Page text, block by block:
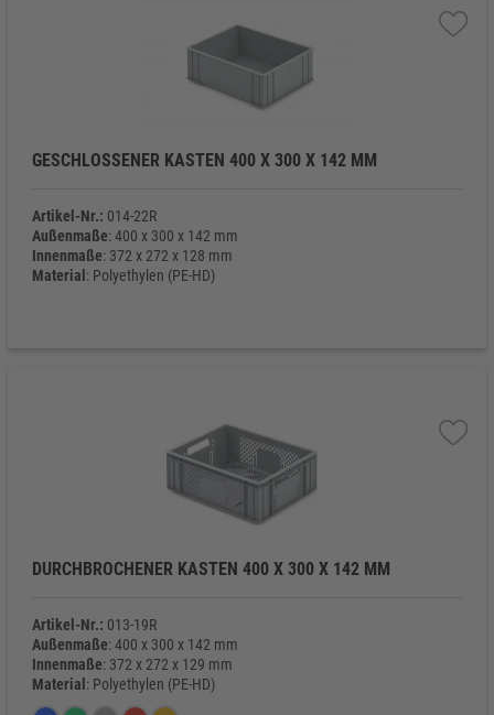
GESCHLOSSENER KASTEN 400 X 300 X 142 MM
Artikel-Nr.: 014-22R
Außenmaße: 400 x 300 x 142 mm
Innenmaße: 372 x 272 x 128 mm
Material : Polyethylen (PE-HD)
DURCHBROCHENER KASTEN 400 X 300 X 142 MM
Artikel-Nr.: 013-19R
Außenmaße: 400 x 300 x 142 mm
Innenmaße: 372 x 272 x 129 mm
Material : Polyethylen (PE-HD)
Eigengewicht
: 740 g